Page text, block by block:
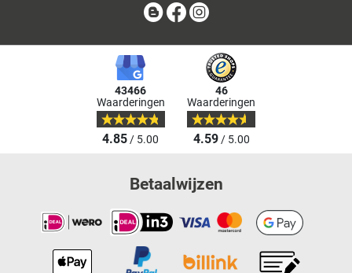
BlogFacebook
43466
Waarderingen
4.85/ 5.00
46
Waarderingen
4.59/ 5.00
Betaalwijzen